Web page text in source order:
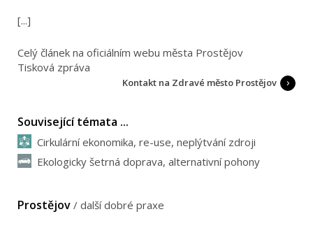
[...]
Celý článek na oficiálním webu města Prostějov
Tisková zpráva
Kontakt na Zdravé město Prostějov
Související témata ...
Cirkulární ekonomika, re-use, neplýtvání zdroji
Ekologicky šetrná doprava, alternativní pohony
Prostějov / další dobré praxe